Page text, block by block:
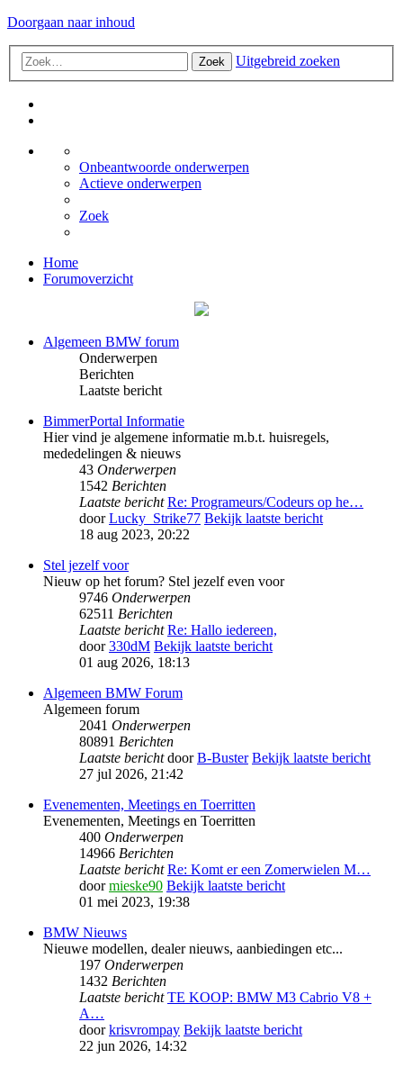
Doorgaan naar inhoud
Zoek Uitgebreid zoeken
Onbeantwoorde onderwerpen
Actieve onderwerpen
Zoek
Home
Forumoverzicht
Algemeen BMW forum
Onderwerpen
Berichten
Laatste bericht
BimmerPortal Informatie
Hier vind je algemene informatie m.b.t. huisregels,
mededelingen & nieuws
43 Onderwerpen
1542 Berichten
Laatste bericht Re: Programeurs/Codeurs op he…
doorLucky_Strike77 Bekijk laatste bericht
18 aug 2023, 20:22
Stel jezelf voor
Nieuw op het forum? Stel jezelf even voor
9746 Onderwerpen
62511 Berichten
Laatste bericht Re: Hallo iedereen,
door330dM Bekijk laatste bericht
01 aug 2026, 18:13
Algemeen BMW Forum
Algemeen forum
2041 Onderwerpen
80891 Berichten
Laatste berichtdoorB-Buster Bekijk laatste bericht
27 jul 2026, 21:42
Evenementen, Meetings en Toerritten
Evenementen, Meetings en Toerritten
400 Onderwerpen
14966 Berichten
Laatste bericht Re: Komt er een Zomerwielen M…
doormieske90 Bekijk laatste bericht
01 mei 2023, 19:38
BMW Nieuws
Nieuwe modellen, dealer nieuws, aanbiedingen etc...
197 Onderwerpen
1432 Berichten
Laatste bericht TE KOOP: BMW M3 Cabrio V8 +
A…
doorkrisvrompay Bekijk laatste bericht
22 jun 2026, 14:32